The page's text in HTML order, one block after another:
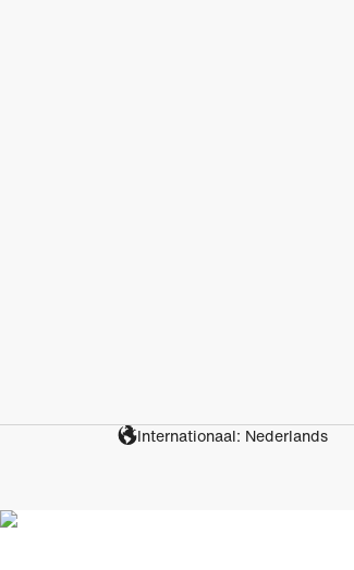
Internationaal: Nederlands